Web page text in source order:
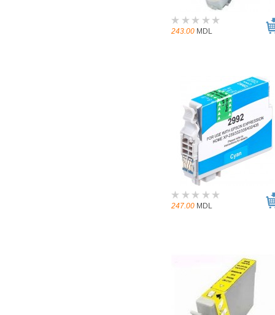
243.00 MDL
247.00 MDL